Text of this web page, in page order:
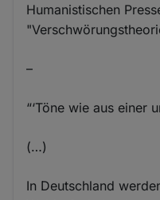
Humanistischen
–
“‘Töne wie aus einer
(…)
In Deutschland